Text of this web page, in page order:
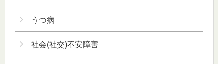
うつ病
社会(社交)不安障害